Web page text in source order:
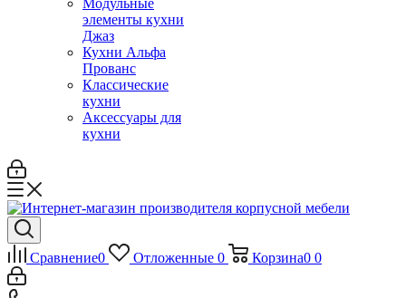
Модульные
элементы кухни
Джаз
Кухни Альфа
Прованс
Классические
кухни
Аксессуары для
кухни
Сравнение0 Отложенные 0 Корзина0 0